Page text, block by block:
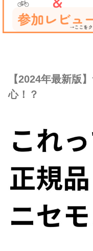
【2024年最新版
心！？